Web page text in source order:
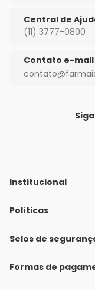
Central de
(11) 3777-0800
Contato e-mail
Institucional
Quem Somos
Nossas lojas
Políticas
Política de Envio
Políticas de Trocas e
Selos de
Formas de